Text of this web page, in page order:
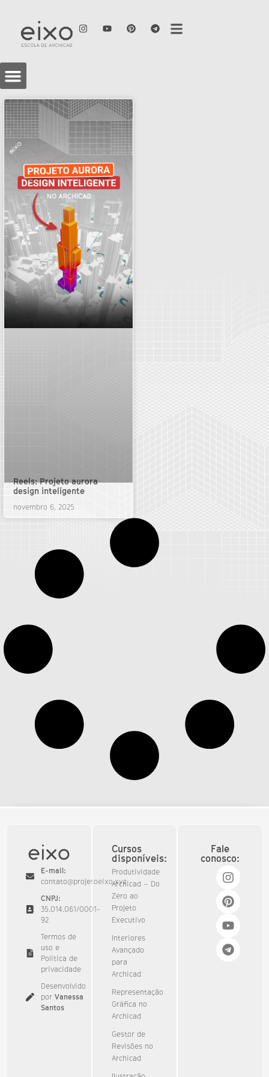
Reels: Projeto aurora
design inteligente
novembro 6, 2025
E-mail:
contato@projetoeixo.xyz
CNPJ:
35.014.061/0001-
92​
Termos de
uso e
Política de
privacidade
Desenvolvido
por Vanessa
Santos
Cursos
disponíveis:
Produtividade
Archicad – Do
Zero ao
Projeto
Executivo
Interiores
Avançado
para
Archicad
Representação
Gráfica no
Archicad
Gestor de
Revisões no
Archicad
Fale
conosco: